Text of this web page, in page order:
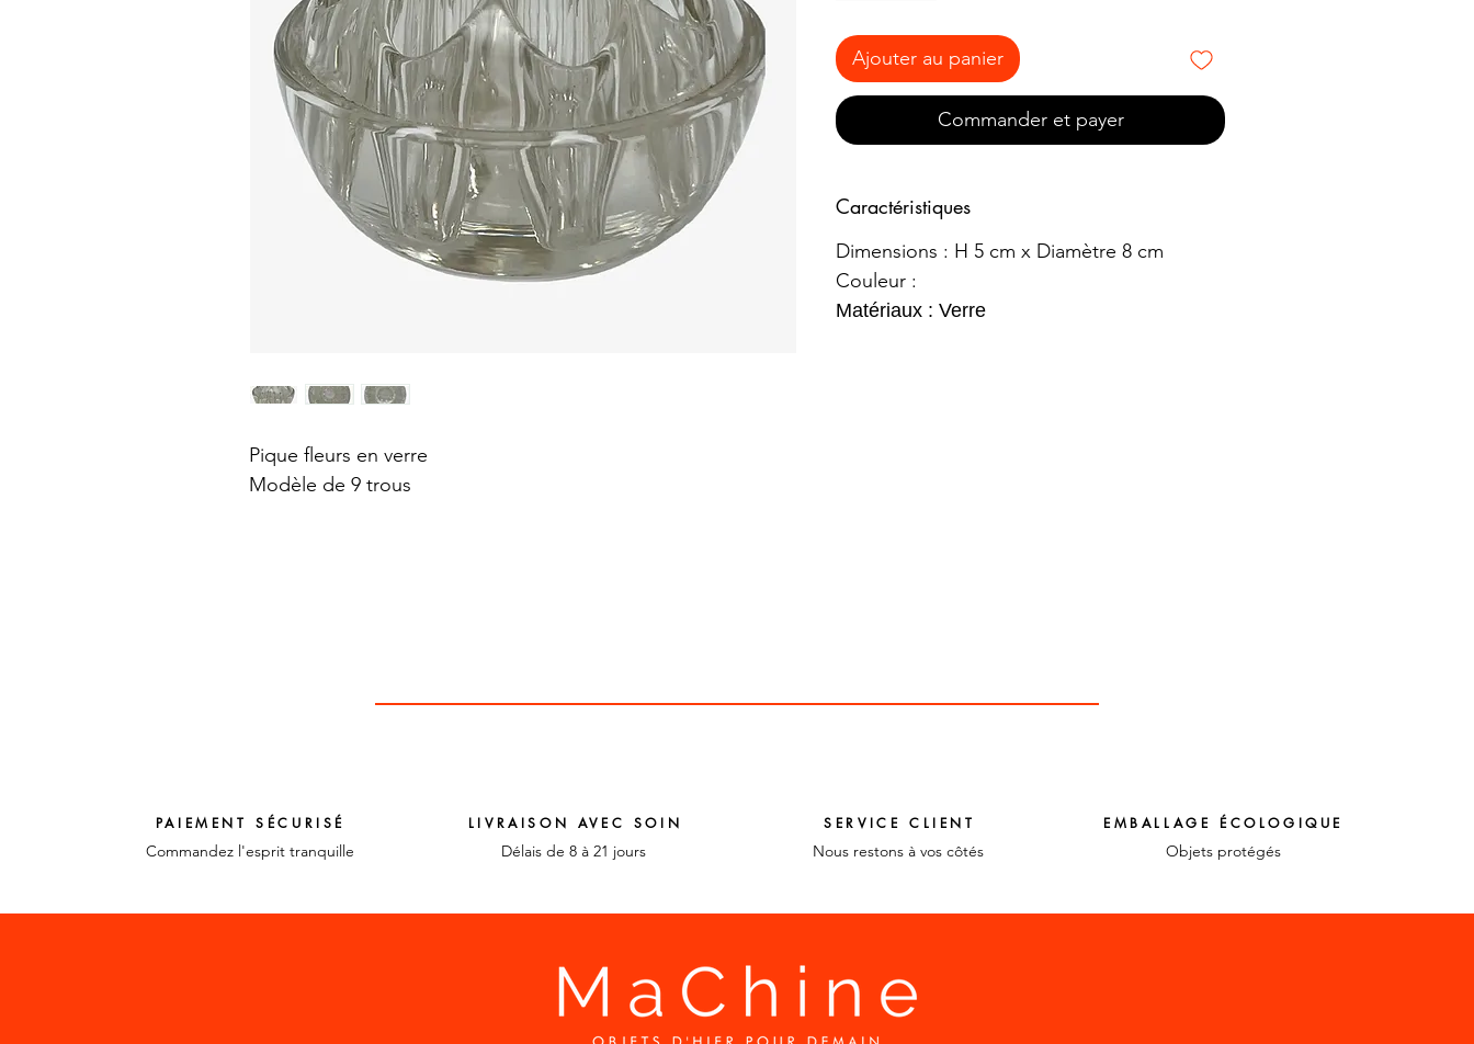
Pique fleurs en verre
Modèle de 9 trous
Ajouter au panier
Commander et payer
Caractéristiques
Dimensions : H 5 cm x Diamètre 8 cm
Couleur :
Matériaux : Verre
PAIEMENT SÉCURISÉ
Commandez l'esprit tranquille
LIVRAISON AVEC SOIN
Délais de 8 à 21 jours
SERVICE CLIENT
Nous restons à vos côtés
EMBALLAGE ÉCOLOGIQUE
Objets protégés